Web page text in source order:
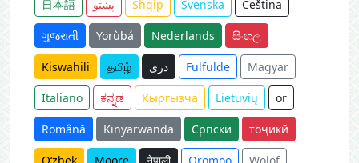
日本語 پښتو Shqip Svenska Čeština
ગુજરાતી Yorùbá Nederlands සිංහල
Kiswahili தமிழ் دری Fulfulde Magyar
Italiano ಕನ್ನಡ Кыргызча Lietuvių or
Română Kinyarwanda Српски тоҷикӣ
O‘zbek Moore नेपाली Oromoo Wolof